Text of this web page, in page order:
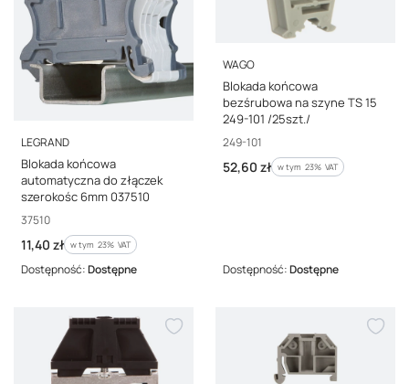
PRODUCENT
LEGRAND
Blokada końcowa
automatyczna do złączek
szerokośc 6mm 037510
Kod producenta
37510
Cena brutto
11,40 zł w tym %s VAT
w tym 23% VAT
Dostępność:Dostępne
PRODUCENT
WAGO
Blokada końcowa
bezśrubowa na szyne TS 15
249-101 /25szt./
Kod producenta
249-101
Cena brutto
52,60 zł w tym %s VAT
w tym 23% VAT
Dostępność:Dostępne